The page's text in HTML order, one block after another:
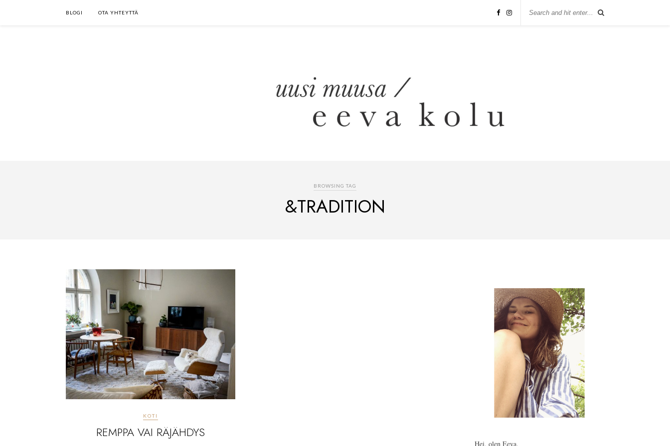
BLOGI OTA YHTEYTTÄ
BROWSING TAG
&TRADITION
KOTI
REMPPA VAI RÄJÄHDYS
Hei, olen Eeva.